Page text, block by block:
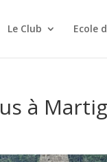
Le Club Ecole
à